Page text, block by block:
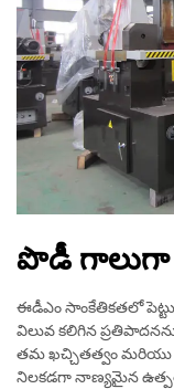
పొడీ గాలుగా
ఈడీఎం సాంకేతికతలో
విలువ కలిగిన
తమ ఖచ్చితత్వం మరియు
నిలకడగా నాణ్యమైన